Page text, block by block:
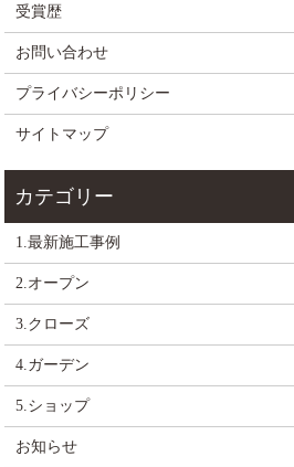
受賞歴
お問い合わせ
プライバシーポリシー
サイトマップ
1.最新施工事例
2.オープン
3.クローズ
4.ガーデン
5.ショップ
お知らせ